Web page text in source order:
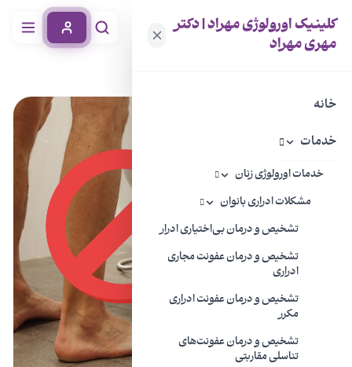
کلینیک اورولوژی مهراد | دکتر
مهری مهراد
خانه
خدمات
خدمات اورولوژی زنان
مشکلات ادراری بانوان
تشخیص و درمان بی‌اختیاری ادرار
تشخیص و درمان عفونت مجاری
ادراری
تشخیص و درمان عفونت ادراری
مکرر
تشخیص و درمان عفونت‌های
تناسلی مقاربتی